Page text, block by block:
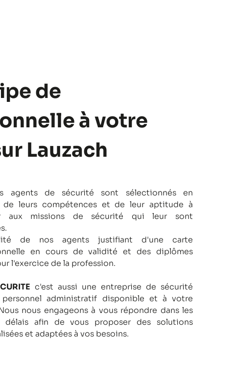
de
à votre
Lauzach
agents de sécurité sont sélectionnés en
leurs compétences et de leur aptitude à
aux missions de sécurité qui leur sont
de nos agents justifiant d'une carte
en cours de validité et des diplômes
l'exercice de la profession.
c'est aussi une entreprise de sécurité
administratif disponible et à votre
nous engageons à vous répondre dans les
délais afin de vous proposer des solutions
et adaptées à vos besoins.